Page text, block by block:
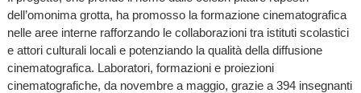
dell’omonima grotta, ha promosso la formazione cinematografica
nelle aree interne rafforzando le collaborazioni tra istituti scolastici
e attori culturali locali e potenziando la qualità della diffusione
cinematografica. Laboratori, formazioni e proiezioni
cinematografiche, da novembre a maggio, grazie a 394 insegnanti